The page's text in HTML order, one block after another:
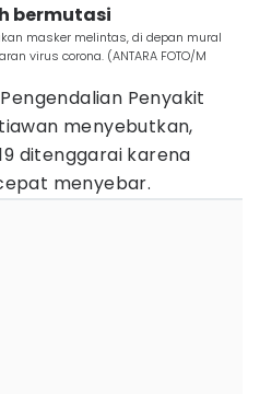
bermutasi
masker melintas, di depan mural
virus corona. (ANTARA FOTO/M
Penyakit
menyebutkan,
ditenggarai karena
menyebar.